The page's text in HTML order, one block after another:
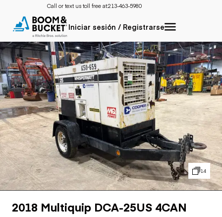
Call or text us toll free at:213-463-5980
Iniciar sesión / Registrarse
14
2018 Multiquip DCA-25US 4CAN